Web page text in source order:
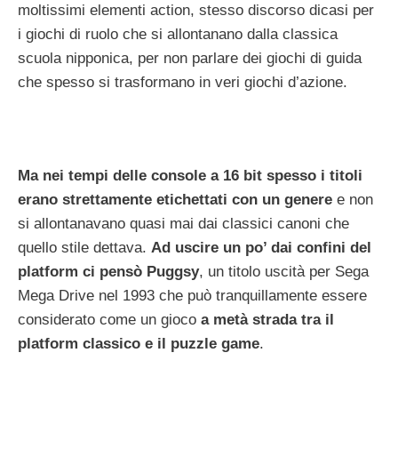
moltissimi elementi action, stesso discorso dicasi per
i giochi di ruolo che si allontanano dalla classica
scuola nipponica, per non parlare dei giochi di guida
che spesso si trasformano in veri giochi d’azione.
Ma nei tempi delle console a 16 bit spesso i titoli
erano strettamente etichettati con un genere e non
si allontanavano quasi mai dai classici canoni che
quello stile dettava. Ad uscire un po’ dai confini del
platform ci pensò Puggsy, un titolo uscità per Sega
Mega Drive nel 1993 che può tranquillamente essere
considerato come un gioco a metà strada tra il
platform classico e il puzzle game.